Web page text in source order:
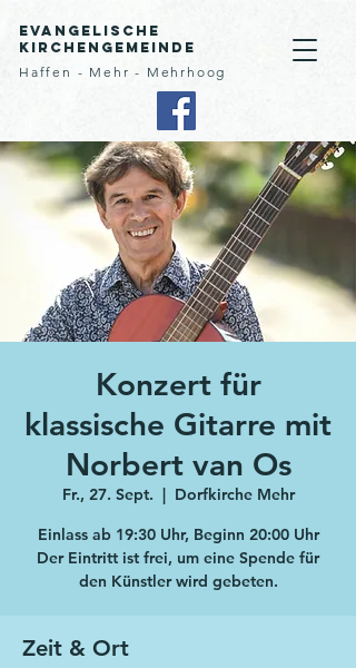
Evangelische
Kirchengemeinde
Haffen - Mehr - Mehrhoog
Konzert für
klassische Gitarre mit
Norbert van Os
Fr., 27. Sept.
  |
Dorfkirche Mehr
Einlass ab 19:30 Uhr, Beginn 20:00 Uhr
Der Eintritt ist frei, um eine Spende für
den Künstler wird gebeten.
Zeit & Ort